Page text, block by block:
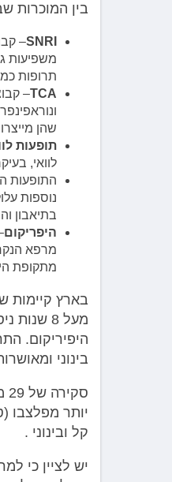
בין המוכרות
SNRI
משפיעות
תרופות
TCA
שהן
תופעות
לוואי,
התופעות
נוספות
בתיאבון
היפריקום
מתקופת
בארץ קיימות
מעל 8
היפיריקום.
בינוני
יותר מפלצבו
קל ובינוני .
יש לציין כי